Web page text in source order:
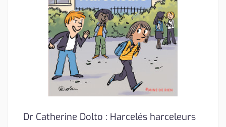
Dr Catherine Dolto : Harcelés harceleurs